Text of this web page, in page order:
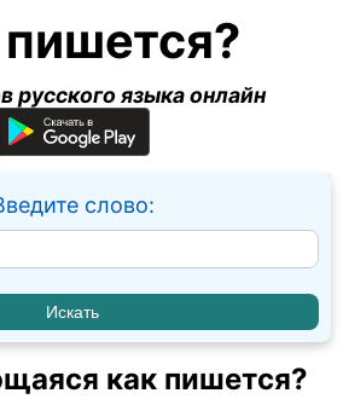
русского языка онлайн
слово:
как пишется?